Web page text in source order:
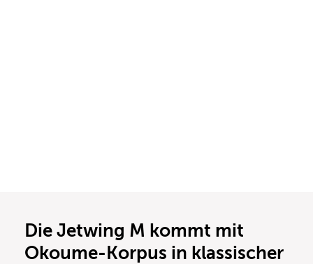
Die Jetwing M kommt mit
Okoume-Korpus in klassischer